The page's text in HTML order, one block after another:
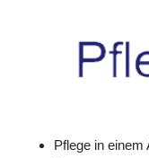
Pflege in einem